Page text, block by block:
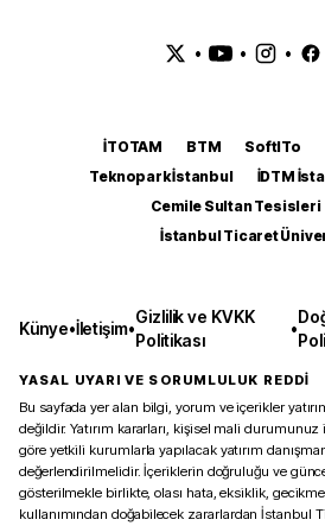
• • •
İTOTAM BTM SoftITo
Teknopark İstanbul
İDTM
Cemile Sultan Tesisleri
İstanbul Ticaret
Künye•İletişim•
Gizlilik ve KVKK
Politikası
•
YASAL UYARI VE SORUMLULUK REDDİ
Bu sayfada yer alan bilgi, yorum ve içerikler
değildir. Yatırım kararları, kişisel mali
göre yetkili kurumlarla yapılacak yatırım
değerlendirilmelidir. İçeriklerin doğruluğu ve
gösterilmekle birlikte, olası hata, eksiklik,
kullanımından doğabilecek zararlardan İstanbul